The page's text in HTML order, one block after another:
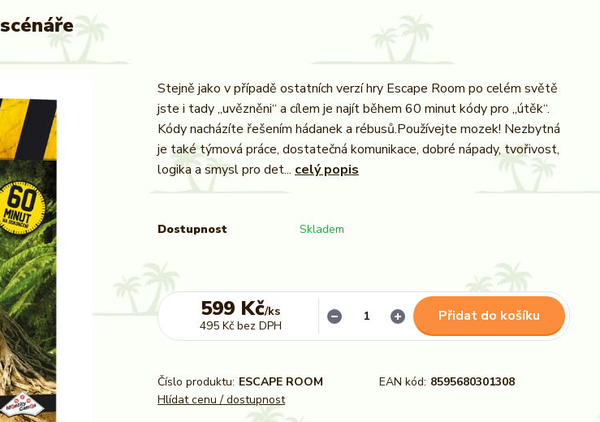
Stejně jako v případě ostatních verzí hry Escape Room po celém světě
jste i tady „uvězněni“ a cílem je najít během 60 minut kódy pro „útěk“.
Kódy nacházíte řešením hádanek a rébusů.Používejte mozek! Nezbytná
je také týmová práce, dostatečná komunikace, dobré nápady, tvořivost,
logika a smysl pro det... celý popis
Dostupnost Skladem
599 Kč/ks
495 Kč bez DPH
Přidat do košíku
Číslo produktu: ESCAPE ROOM EAN kód: 8595680301308
Hlídat cenu / dostupnost